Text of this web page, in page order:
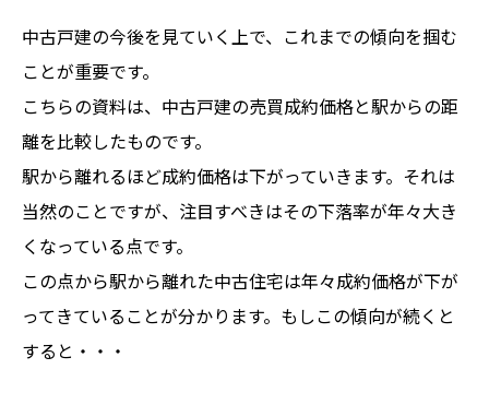
中古戸建の今後を見ていく上で、これまでの傾向を掴む
ことが重要です。
こちらの資料は、中古戸建の売買成約価格と駅からの距
離を比較したものです。
駅から離れるほど成約価格は下がっていきます。それは
当然のことですが、注目すべきはその下落率が年々大き
くなっている点です。
この点から駅から離れた中古住宅は年々成約価格が下が
ってきていることが分かります。もしこの傾向が続くと
すると・・・